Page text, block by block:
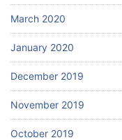
March 2020
January 2020
December 2019
November 2019
October 2019